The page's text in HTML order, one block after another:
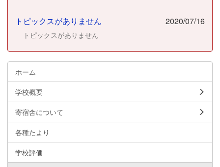
トピックスがありません 2020/07/16
トピックスがありません
ホーム
学校概要
寄宿舎について
各種たより
学校評価